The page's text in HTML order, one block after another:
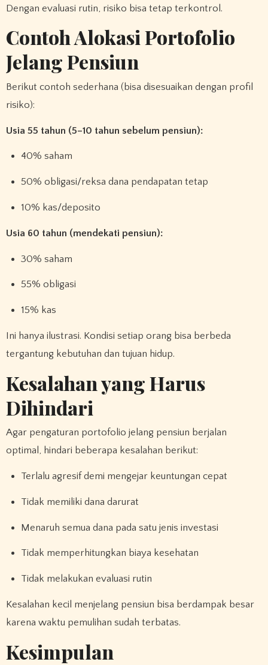
Dengan evaluasi rutin, risiko bisa tetap terkontrol.
Contoh Alokasi Portofolio
Jelang Pensiun
Berikut contoh sederhana (bisa disesuaikan dengan profil
risiko):
Usia 55 tahun (5–10 tahun sebelum pensiun):
40% saham
50% obligasi/reksa dana pendapatan tetap
10% kas/deposito
Usia 60 tahun (mendekati pensiun):
30% saham
55% obligasi
15% kas
Ini hanya ilustrasi. Kondisi setiap orang bisa berbeda
tergantung kebutuhan dan tujuan hidup.
Kesalahan yang Harus
Dihindari
Agar pengaturan portofolio jelang pensiun berjalan
optimal, hindari beberapa kesalahan berikut:
Terlalu agresif demi mengejar keuntungan cepat
Tidak memiliki dana darurat
Menaruh semua dana pada satu jenis investasi
Tidak memperhitungkan biaya kesehatan
Tidak melakukan evaluasi rutin
Kesalahan kecil menjelang pensiun bisa berdampak besar
karena waktu pemulihan sudah terbatas.
Kesimpulan